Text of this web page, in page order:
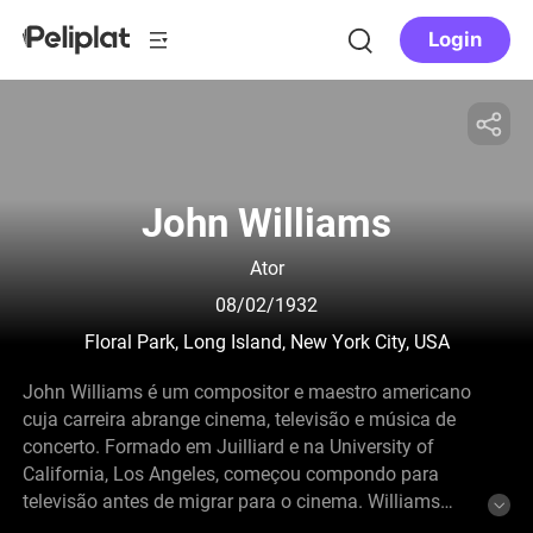
Login
John Williams
Ator
08/02/1932
Floral Park, Long Island, New York City, USA
John Williams é um compositor e maestro americano
cuja carreira abrange cinema, televisão e música de
concerto. Formado em Juilliard e na University of
California, Los Angeles, começou compondo para
televisão antes de migrar para o cinema. Williams